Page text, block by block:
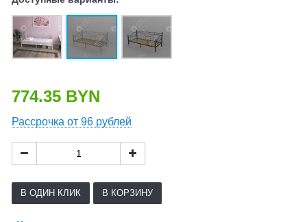
774.35 BYN
Рассрочка от 96 рублей
В ОДИН КЛИК В КОРЗИНУ